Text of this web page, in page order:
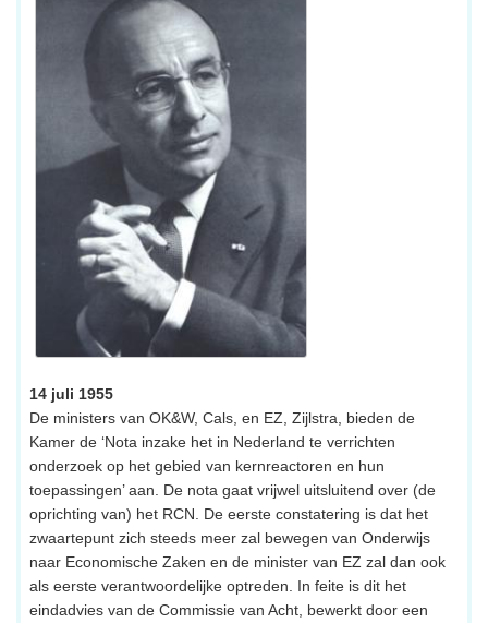
14 juli 1955
De ministers van OK&W, Cals, en EZ, Zijlstra, bieden de
Kamer de ‘Nota inzake het in Nederland te verrichten
onderzoek op het gebied van kernreactoren en hun
toepassingen’ aan. De nota gaat vrijwel uitsluitend over (de
oprichting van) het RCN. De eerste constatering is dat het
zwaartepunt zich steeds meer zal bewegen van Onderwijs
naar Economische Zaken en de minister van EZ zal dan ook
als eerste verantwoordelijke optreden. In feite is dit het
eindadvies van de Commissie van Acht, bewerkt door een